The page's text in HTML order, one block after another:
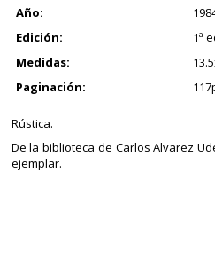
Año:
Edición:
1ª
Medidas:
Paginación:
Rústica.
De la biblioteca de Carlos Alvarez
ejemplar.